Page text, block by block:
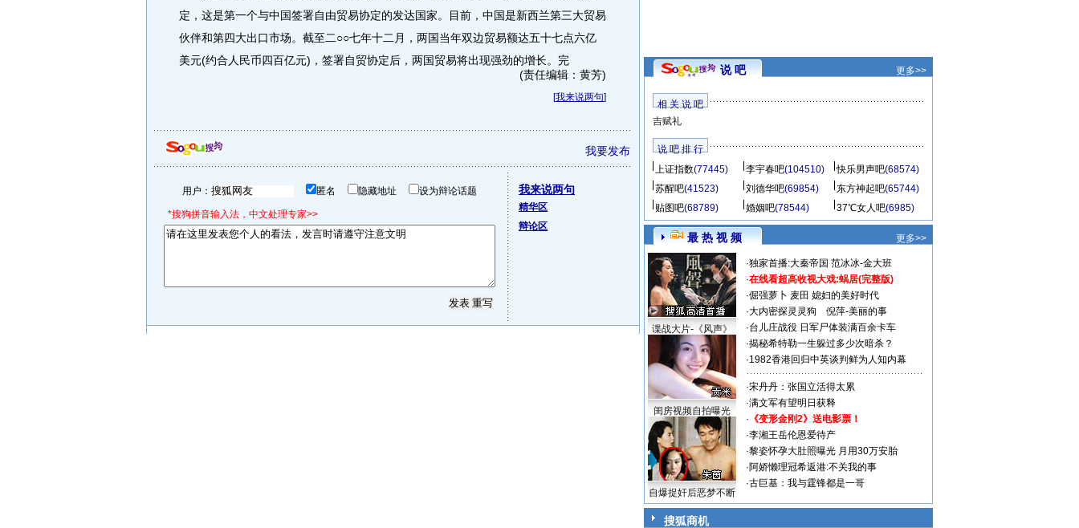
定，这是第一个与中国签署自由贸易协定的发达国家。目前，中国是新西兰第三大贸易
伙伴和第四大出口市场。截至二○○七年十二月，两国当年双边贸易额达五十七点六亿
美元(约合人民币四百亿元)，签署自贸协定后，两国贸易将出现强劲的增长。完
(责任编辑：黄芳)
[我来说两句]
我要发布
用户： 匿名 隐藏地址 设为辩论话题
*搜狗拼音输入法，中文处理专家>>
我来说两句
精华区
辩论区
说 吧 更多>>
相 关 说 吧
吉赋礼
说 吧 排 行
上证指数(77445) 李宇春吧(104510) 快乐男声吧(68574)
苏醒吧(41523) 刘德华吧(69854) 东方神起吧(65744)
贴图吧(68789) 婚姻吧(78544) 37℃女人吧(6985)
最 热 视 频 更多>>
谍战大片-《风声》
闺房视频自拍曝光
自爆捉奸后恶梦不断
·独家首播:大秦帝国 范冰冰-金大班
·在线看超高收视大戏:蜗居(完整版)
·倔强萝卜 麦田 媳妇的美好时代
·大内密探灵灵狗
倪萍-美丽的事
·台儿庄战役 日军尸体装满百余卡车
·揭秘希特勒一生躲过多少次暗杀？
·1982香港回归中英谈判鲜为人知内幕
·宋丹丹：张国立活得太累
·满文军有望明日获释
· 《变形金刚2》送电影票！
·李湘王岳伦恩爱待产
·黎姿怀孕大肚照曝光 月用30万安胎
·阿娇懒理冠希返港:不关我的事
·古巨基：我与霆锋都是一哥
搜狐商机